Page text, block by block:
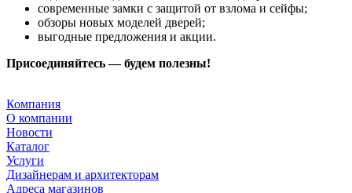
современные замки с защитой от взлома и сейфы;
обзоры новых моделей дверей;
выгодные предложения и акции.
Присоединяйтесь — будем полезны!
Компания
О компании
Новости
Каталог
Услуги
Дизайнерам и архитекторам
Адреса магазинов